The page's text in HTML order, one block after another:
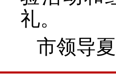
礼。
市领导